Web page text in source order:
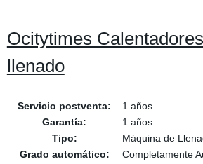
Ocitytimes
llenado
Servicio postventa:
1 años
Garantía:
1 años
Tipo:
Máquina de
Grado automático:
Completamente